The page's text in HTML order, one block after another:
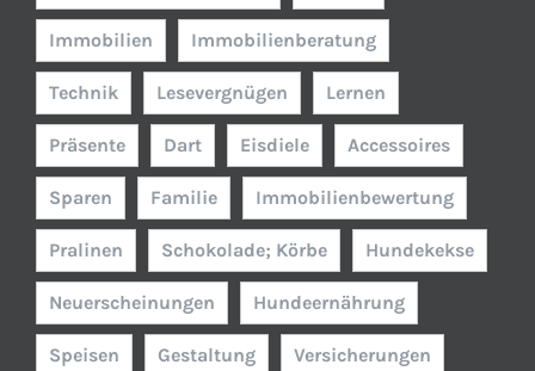
Immobilien Immobilienberatung
Technik Lesevergnügen Lernen
Präsente Dart Eisdiele Accessoires
Sparen Familie Immobilienbewertung
Pralinen Schokolade; Körbe Hundekekse
Neuerscheinungen Hundeernährung
Speisen Gestaltung Versicherungen